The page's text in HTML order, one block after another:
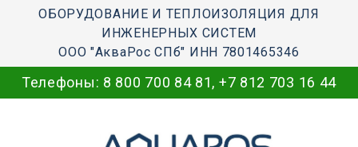
ОБОРУДОВАНИЕ И ТЕПЛОИЗОЛЯЦИЯ ДЛЯ
ИНЖЕНЕРНЫХ СИСТЕМ
ООО "АкваРос СПб" ИНН 7801465346
Телефоны: 8 800 700 84 81, +7 812 703 16 44